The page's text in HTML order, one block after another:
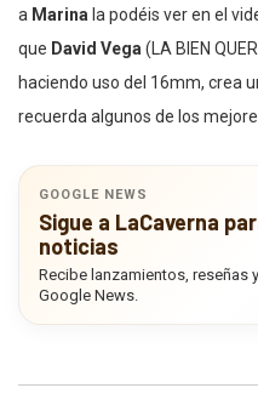
a Marina la podéis ver en el
que David Vega (LA BIEN
haciendo uso del 16mm, crea
recuerda algunos de los
GOOGLE NEWS
Sigue a LaCaverna
noticias
Recibe lanzamientos, reseñas
Google News.